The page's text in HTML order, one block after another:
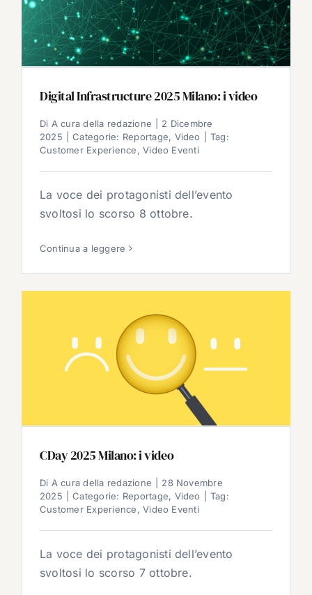
Digital Infrastructure 2025 Milano: i video
Di A cura della redazione
2 Dicembre
2025
Categorie: Reportage, Video
Tag:
Customer Experience,Video Eventi
La voce dei protagonisti dell’evento
svoltosi lo scorso 8 ottobre.
Continua a leggere
CDay 2025 Milano: i video
Di A cura della redazione
28 Novembre
2025
Categorie: Reportage, Video
Tag:
Customer Experience,Video Eventi
La voce dei protagonisti dell’evento
svoltosi lo scorso 7 ottobre.